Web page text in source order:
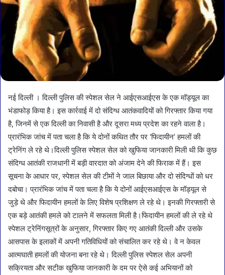
नई दिल्ली । दिल्ली पुलिस की स्पेशल सेल ने आईएसआईएस के एक मॉड्यूल का
भंडाफोड़ किया है। इस कार्रवाई में दो संदिग्ध आतंकवादियों को गिरफ्तार किया गया
है, जिनमें से एक दिल्ली का निवासी है और दूसरा मध्य प्रदेश का रहने वाला है।
प्रारंभिक जांच में पता चला है कि ये दोनों कथित तौर पर ‘फिदायीन’ हमलों की
ट्रेनिंग ले रहे थे।दिल्ली पुलिस स्पेशल सेल को खुफिया जानकारी मिली थी कि कुछ
संदिग्ध आतंकी राजधानी में बड़ी वारदात को अंजाम देने की फिराक में हैं। इस
सूचना के आधार पर, स्पेशल सेल की टीमों ने जाल बिछाया और दो संदिग्धों को धर
दबोचा। प्रारंभिक जांच में पता चला है कि ये दोनों आईएसआईएस के मॉड्यूल से
जुड़े थे और फिदायीन हमलों के लिए विशेष प्रशिक्षण ले रहे थे। इनकी गिरफ्तारी से
एक बड़े आतंकी हमले को टालने में सफलता मिली है।फिदायीन हमलों की ले रहे थे
स्पेशल ट्रेनिंगसूत्रों के अनुसार, गिरफ्तार किए गए आतंकी दिल्ली और उसके
आसपास के इलाकों में अपनी गतिविधियों को संचालित कर रहे थे। वे न केवल
आत्मघाती हमलों की योजना बना रहे थे। दिल्ली पुलिस स्पेशल सेल अपनी
सक्रियता और सटीक खुफिया जानकारी के दम पर ऐसे कई अभियानों को